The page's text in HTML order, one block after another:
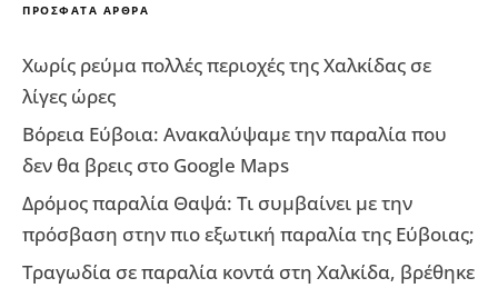
ΠΡΌΣΦΑΤΑ ΆΡΘΡΑ
Χωρίς ρεύμα πολλές περιοχές της Χαλκίδας σε
λίγες ώρες
Βόρεια Εύβοια: Ανακαλύψαμε την παραλία που
δεν θα βρεις στο Google Maps
Δρόμος παραλία Θαψά: Τι συμβαίνει με την
πρόσβαση στην πιο εξωτική παραλία της Εύβοιας;
Τραγωδία σε παραλία κοντά στη Χαλκίδα, βρέθηκε